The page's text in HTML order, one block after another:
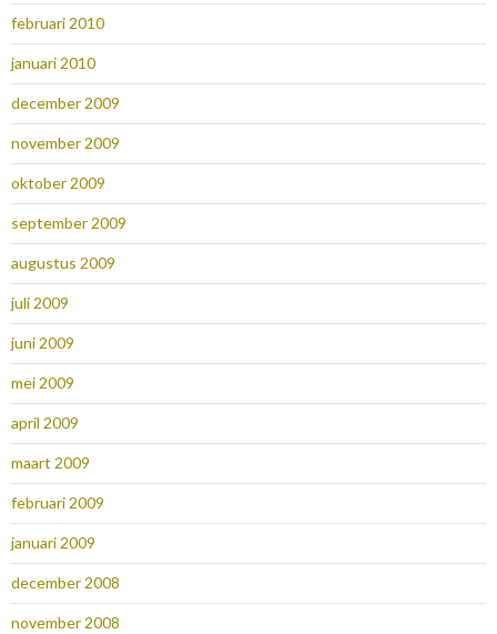
februari 2010
januari 2010
december 2009
november 2009
oktober 2009
september 2009
augustus 2009
juli 2009
juni 2009
mei 2009
april 2009
maart 2009
februari 2009
januari 2009
december 2008
november 2008